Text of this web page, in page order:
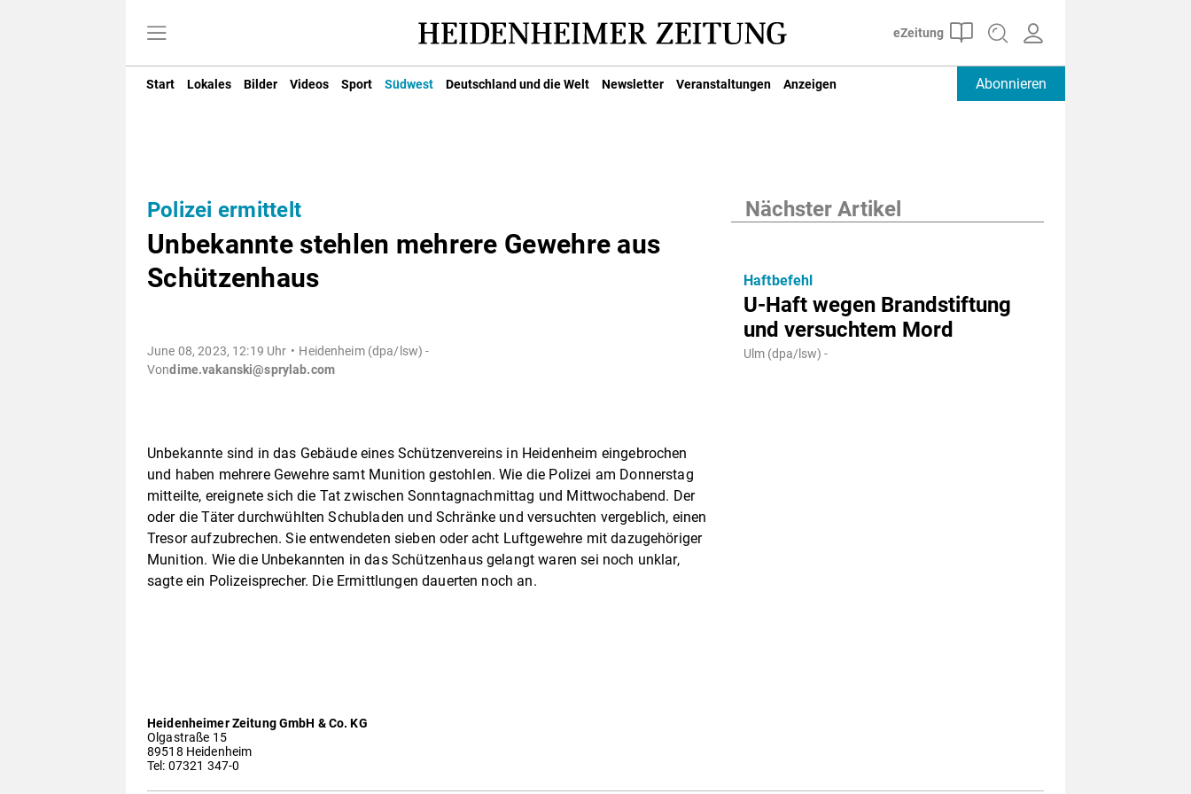
Start Lokales Bilder Videos Sport Südwest Deutschland und die Welt Newsletter Veranstaltungen Anzeigen Abonnieren
Polizei ermittelt
Unbekannte stehlen mehrere Gewehre aus
Schützenhaus
June 08, 2023, 12:19 Uhr
Heidenheim (dpa/lsw) -
Vondime.vakanski@sprylab.com
Unbekannte sind in das Gebäude eines Schützenvereins in Heidenheim eingebrochen
und haben mehrere Gewehre samt Munition gestohlen. Wie die Polizei am Donnerstag
mitteilte, ereignete sich die Tat zwischen Sonntagnachmittag und Mittwochabend. Der
oder die Täter durchwühlten Schubladen und Schränke und versuchten vergeblich, einen
Tresor aufzubrechen. Sie entwendeten sieben oder acht Luftgewehre mit dazugehöriger
Munition. Wie die Unbekannten in das Schützenhaus gelangt waren sei noch unklar,
sagte ein Polizeisprecher. Die Ermittlungen dauerten noch an.
Nächster Artikel
U-Haft wegen Brandstiftung
und versuchtem Mord
Haftbefehl
Ulm (dpa/lsw) -
Heidenheimer Zeitung GmbH & Co. KG
Olgastraße 15
89518 Heidenheim
Tel: 07321 347-0